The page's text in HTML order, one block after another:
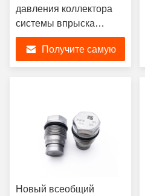
давления коллектора
системы впрыска
топлива клапана
сброса давления
1110010015 двигателей
KOMATSU Volvo
Получите самую
Новый всеобщий